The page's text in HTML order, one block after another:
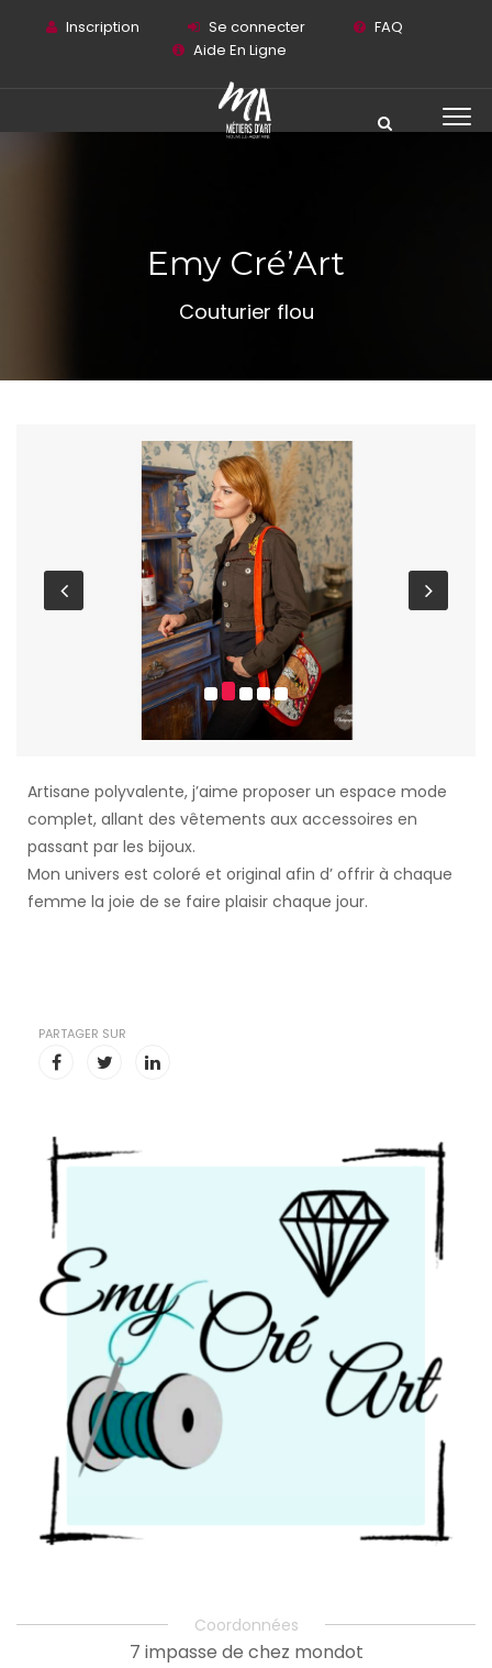
Inscription Se connecter
FAQ
Aide En Ligne
Emy Cré’Art
Couturier flou
Coordonnées
7 impasse de chez mondot
Artisane polyvalente, j’aime proposer un espace mode
complet, allant des vêtements aux accessoires en
passant par les bijoux.
Mon univers est coloré et original afin d’ offrir à chaque
femme la joie de se faire plaisir chaque jour.
PARTAGER SUR